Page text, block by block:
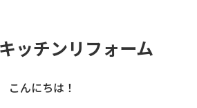
ッチンリフォーム
こんにちは！